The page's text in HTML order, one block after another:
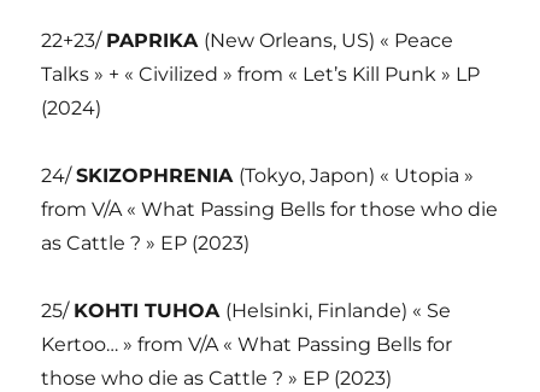
22+23/ PAPRIKA (New Orleans, US) « Peace
Talks » + « Civilized » from « Let’s Kill Punk » LP
(2024)
24/SKIZOPHRENIA (Tokyo, Japon) « Utopia »
from V/A « What Passing Bells for those who die
as Cattle ? » EP (2023)
25/ KOHTI TUHOA (Helsinki, Finlande) « Se
Kertoo… » from V/A « What Passing Bells for
those who die as Cattle ? » EP (2023)